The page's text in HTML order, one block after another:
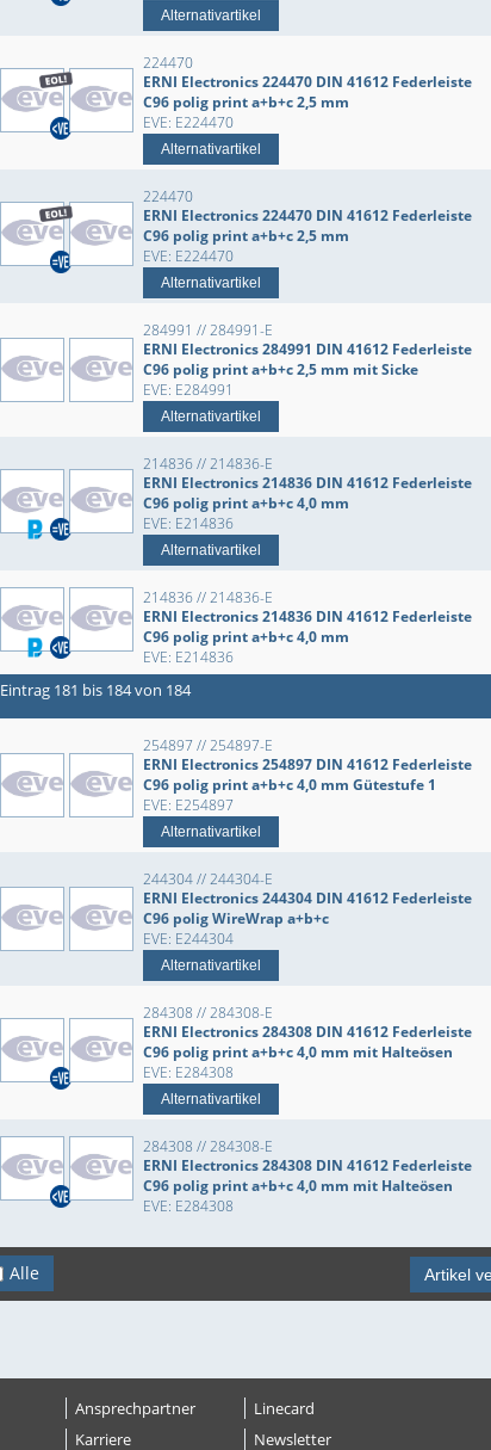
Alternativartikel
224470
ERNI Electronics 224470 DIN 41612 Federleiste
C96 polig print a+b+c 2,5 mm
EVE: E224470
Alternativartikel
224470
ERNI Electronics 224470 DIN 41612 Federleiste
C96 polig print a+b+c 2,5 mm
EVE: E224470
Alternativartikel
284991 // 284991-E
ERNI Electronics 284991 DIN 41612 Federleiste
C96 polig print a+b+c 2,5 mm mit Sicke
EVE: E284991
Alternativartikel
214836 // 214836-E
ERNI Electronics 214836 DIN 41612 Federleiste
C96 polig print a+b+c 4,0 mm
EVE: E214836
Alternativartikel
214836 // 214836-E
ERNI Electronics 214836 DIN 41612 Federleiste
C96 polig print a+b+c 4,0 mm
EVE: E214836
Eintrag 181 bis 184 von 184
254897 // 254897-E
ERNI Electronics 254897 DIN 41612 Federleiste
C96 polig print a+b+c 4,0 mm Gütestufe 1
EVE: E254897
Alternativartikel
244304 // 244304-E
ERNI Electronics 244304 DIN 41612 Federleiste
C96 polig WireWrap a+b+c
EVE: E244304
Alternativartikel
284308 // 284308-E
ERNI Electronics 284308 DIN 41612 Federleiste
C96 polig print a+b+c 4,0 mm mit Halteösen
EVE: E284308
Alternativartikel
284308 // 284308-E
ERNI Electronics 284308 DIN 41612 Federleiste
C96 polig print a+b+c 4,0 mm mit Halteösen
EVE: E284308
Alle Artikel
Ansprechpartner
Karriere
Linecard
Newsletter